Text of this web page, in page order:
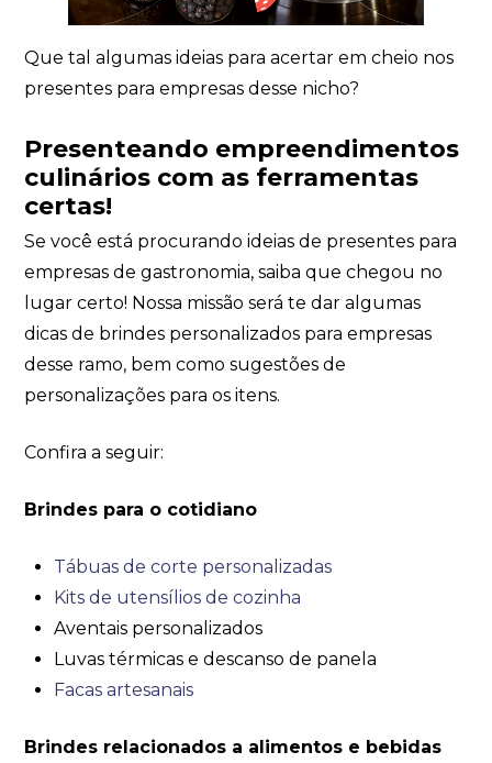
Que tal algumas ideias para acertar em cheio nos
presentes para empresas desse nicho?
Presenteando empreendimentos
culinários com as ferramentas
certas!
Se você está procurando ideias de presentes para
empresas de gastronomia, saiba que chegou no
lugar certo! Nossa missão será te dar algumas
dicas de brindes personalizados para empresas
desse ramo, bem como sugestões de
personalizações para os itens.
Confira a seguir:
Brindes para o cotidiano
Tábuas de corte personalizadas
Kits de utensílios de cozinha
Aventais personalizados
Luvas térmicas e descanso de panela
Facas artesanais
Brindes relacionados a alimentos e bebidas